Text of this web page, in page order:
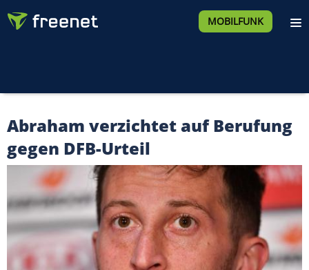
MOBILFUNK
Abraham verzichtet auf Berufung
gegen DFB-Urteil